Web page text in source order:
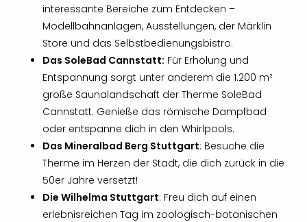
interessante Bereiche zum Entdecken –
Modellbahnanlagen, Ausstellungen, der Märklin
Store und das Selbstbedienungsbistro.
Das SoleBad Cannstatt: Für Erholung und
Entspannung sorgt unter anderem die 1.200 m²
große Saunalandschaft der Therme SoleBad
Cannstatt. Genieße das römische Dampfbad
oder entspanne dich in den Whirlpools.
Das Mineralbad Berg Stuttgart: Besuche die
Therme im Herzen der Stadt, die dich zurück in die
50er Jahre versetzt!
Die Wilhelma Stuttgart: Freu dich auf einen
erlebnisreichen Tag im zoologisch-botanischen